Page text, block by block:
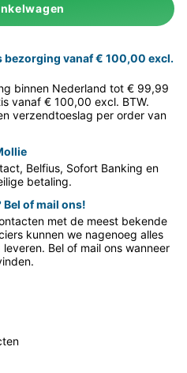
bezorging vanaf € 100,00 excl.
binnen Nederland tot € 99,99
vanaf € 100,00 excl. BTW.
verzendtoeslag per order van
Belfius, Sofort Banking en
betaling.
of mail ons!
met de meest bekende
kunnen we nagenoeg alles
Bel of mail ons wanneer